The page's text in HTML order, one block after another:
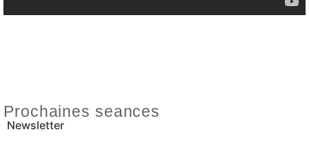
Prochaines seances
Newsletter